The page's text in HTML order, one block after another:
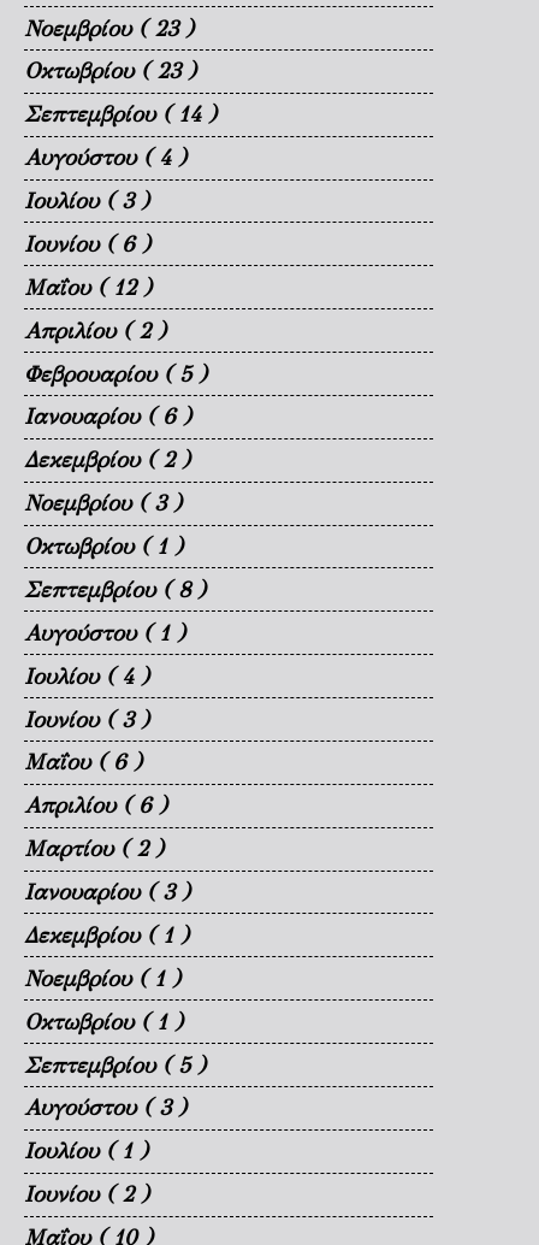
Νοεμβρίου ( 23 )
Οκτωβρίου ( 23 )
Σεπτεμβρίου ( 14 )
Αυγούστου ( 4 )
Ιουλίου ( 3 )
Ιουνίου ( 6 )
Μαΐου ( 12 )
Απριλίου ( 2 )
Φεβρουαρίου ( 5 )
Ιανουαρίου ( 6 )
Δεκεμβρίου ( 2 )
Νοεμβρίου ( 3 )
Οκτωβρίου ( 1 )
Σεπτεμβρίου ( 8 )
Αυγούστου ( 1 )
Ιουλίου ( 4 )
Ιουνίου ( 3 )
Μαΐου ( 6 )
Απριλίου ( 6 )
Μαρτίου ( 2 )
Ιανουαρίου ( 3 )
Δεκεμβρίου ( 1 )
Νοεμβρίου ( 1 )
Οκτωβρίου ( 1 )
Σεπτεμβρίου ( 5 )
Αυγούστου ( 3 )
Ιουλίου ( 1 )
Ιουνίου ( 2 )
Μαΐου ( 10 )